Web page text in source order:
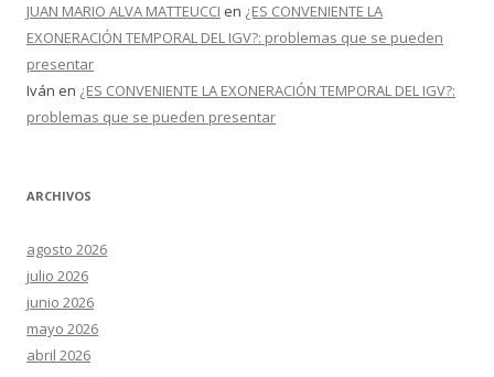
JUAN MARIO ALVA MATTEUCCI en ¿ES CONVENIENTE LA
EXONERACIÓN TEMPORAL DEL IGV?: problemas que se pueden
presentar
Iván en ¿ES CONVENIENTE LA EXONERACIÓN TEMPORAL DEL IGV?:
problemas que se pueden presentar
ARCHIVOS
agosto 2026
julio 2026
junio 2026
mayo 2026
abril 2026